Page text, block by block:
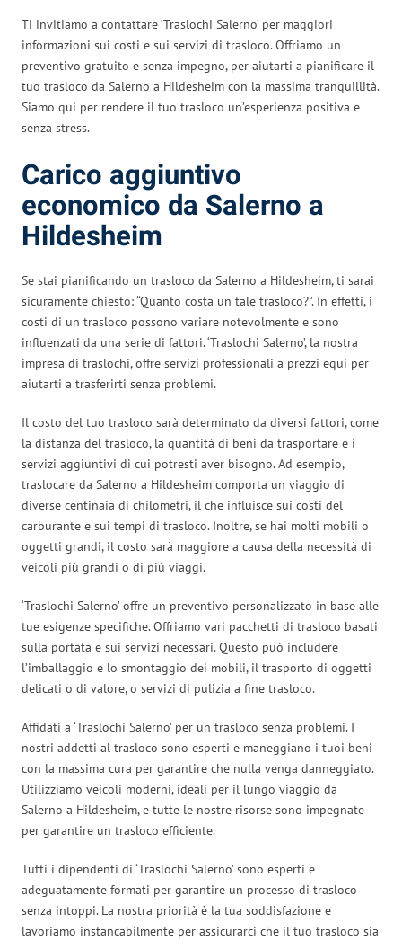
Ti invitiamo a contattare ‘Traslochi Salerno’ per maggiori
informazioni sui costi e sui servizi di trasloco. Offriamo un
preventivo gratuito e senza impegno, per aiutarti a pianificare il
tuo trasloco da Salerno a Hildesheim con la massima tranquillità.
Siamo qui per rendere il tuo trasloco un’esperienza positiva e
senza stress.
Carico aggiuntivo
economico da Salerno a
Hildesheim
Se stai pianificando un trasloco da Salerno a Hildesheim, ti sarai
sicuramente chiesto: “Quanto costa un tale trasloco?”. In effetti, i
costi di un trasloco possono variare notevolmente e sono
influenzati da una serie di fattori. ‘Traslochi Salerno’, la nostra
impresa di traslochi, offre servizi professionali a prezzi equi per
aiutarti a trasferirti senza problemi.
Il costo del tuo trasloco sarà determinato da diversi fattori, come
la distanza del trasloco, la quantità di beni da trasportare e i
servizi aggiuntivi di cui potresti aver bisogno. Ad esempio,
traslocare da Salerno a Hildesheim comporta un viaggio di
diverse centinaia di chilometri, il che influisce sui costi del
carburante e sui tempi di trasloco. Inoltre, se hai molti mobili o
oggetti grandi, il costo sarà maggiore a causa della necessità di
veicoli più grandi o di più viaggi.
‘Traslochi Salerno’ offre un preventivo personalizzato in base alle
tue esigenze specifiche. Offriamo vari pacchetti di trasloco basati
sulla portata e sui servizi necessari. Questo può includere
l’imballaggio e lo smontaggio dei mobili, il trasporto di oggetti
delicati o di valore, o servizi di pulizia a fine trasloco.
Affidati a ‘Traslochi Salerno’ per un trasloco senza problemi. I
nostri addetti al trasloco sono esperti e maneggiano i tuoi beni
con la massima cura per garantire che nulla venga danneggiato.
Utilizziamo veicoli moderni, ideali per il lungo viaggio da
Salerno a Hildesheim, e tutte le nostre risorse sono impegnate
per garantire un trasloco efficiente.
Tutti i dipendenti di ‘Traslochi Salerno’ sono esperti e
adeguatamente formati per garantire un processo di trasloco
senza intoppi. La nostra priorità è la tua soddisfazione e
lavoriamo instancabilmente per assicurarci che il tuo trasloco sia